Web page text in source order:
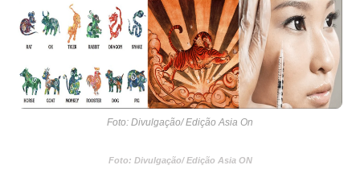
Foto: Divulgação/ Edição Asia On
Foto: Divulgação/ Edição Asia ON